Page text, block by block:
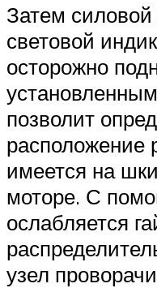
Затем силовой
световой
осторожно
позволит
расположение
имеется на
моторе. С
ослабляется
узел